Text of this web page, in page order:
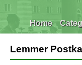
Home
Lemmer